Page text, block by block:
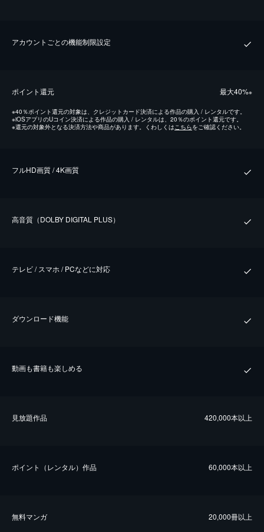
アカウントごとの機能制限設定
ポイント還元 最⼤40%※
※40％ポイント還元の対象は、クレジットカード決済による作品の購入 / レンタルです。
※iOSアプリのUコイン決済による作品の購入 / レンタルは、20％のポイント還元です。
※還元の対象外となる決済方法や商品があります。くわしくはこちらをご確認ください。
フルHD画質 / 4K画質
⾼⾳質（DOLBY DIGITAL PLUS）
テレビ / スマホ / PCなどに対応
ダウンロード機能
動画も書籍も楽しめる
⾒放題作品 420,000本以上
ポイント（レンタル）作品 60,000本以上
無料マンガ 20,000冊以上